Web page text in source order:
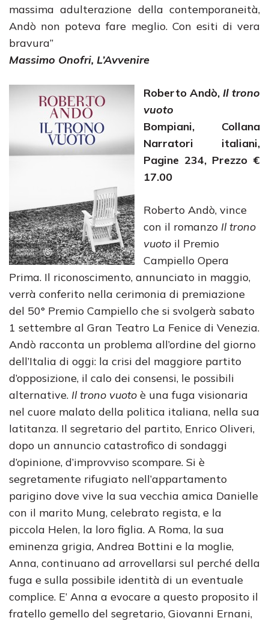
massima adulterazione della contemporaneità,
Andò non poteva fare meglio. Con esiti di vera
bravura”
Massimo Onofri, L’Avvenire
Roberto Andò, Il trono
vuoto
Bompiani, Collana
Narratori italiani,
Pagine 234, Prezzo €
17.00
Roberto Andò, vince
con il romanzo Il trono
vuoto il Premio
Campiello Opera
Prima. Il riconoscimento, annunciato in maggio,
verrà conferito nella cerimonia di premiazione
del 50° Premio Campiello che si svolgerà sabato
1 settembre al Gran Teatro La Fenice di Venezia.
Andò racconta un problema all’ordine del giorno
dell’Italia di oggi: la crisi del maggiore partito
d’opposizione, il calo dei consensi, le possibili
alternative. Il trono vuoto è una fuga visionaria
nel cuore malato della politica italiana, nella sua
latitanza. Il segretario del partito, Enrico Oliveri,
dopo un annuncio catastrofico di sondaggi
d’opinione, d’improvviso scompare. Si è
segretamente rifugiato nell’appartamento
parigino dove vive la sua vecchia amica Danielle
con il marito Mung, celebrato regista, e la
piccola Helen, la loro figlia. A Roma, la sua
eminenza grigia, Andrea Bottini e la moglie,
Anna, continuano ad arrovellarsi sul perché della
fuga e sulla possibile identità di un eventuale
complice. E’ Anna a evocare a questo proposito il
fratello gemello del segretario, Giovanni Ernani,